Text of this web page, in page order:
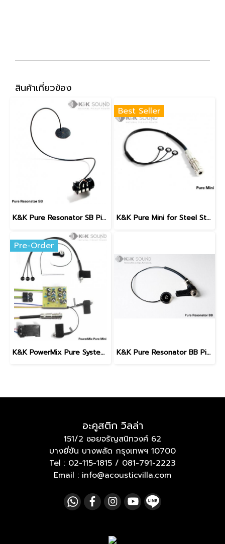
สินค้าเกี่ยวข้อง
K&K Pure Resonator SB Pickup (Spider Bridge)
Best Seller
K&K Pure Mini for Steel String Guitars
Pre-Order
K&K PowerMix Pure System with Internal Preamp K&K Pure Resonator BB Pickup (Biscuit Bridge)
อะคูสติก วิลล่า
151/2 ซอยจรัญสนิทวงศ์ 62
บางยี่ขัน บางพลัด กรุงเทพฯ 10700
Tel : 02-115-1815 / 081-791-2223
Email : info@acousticvilla.com